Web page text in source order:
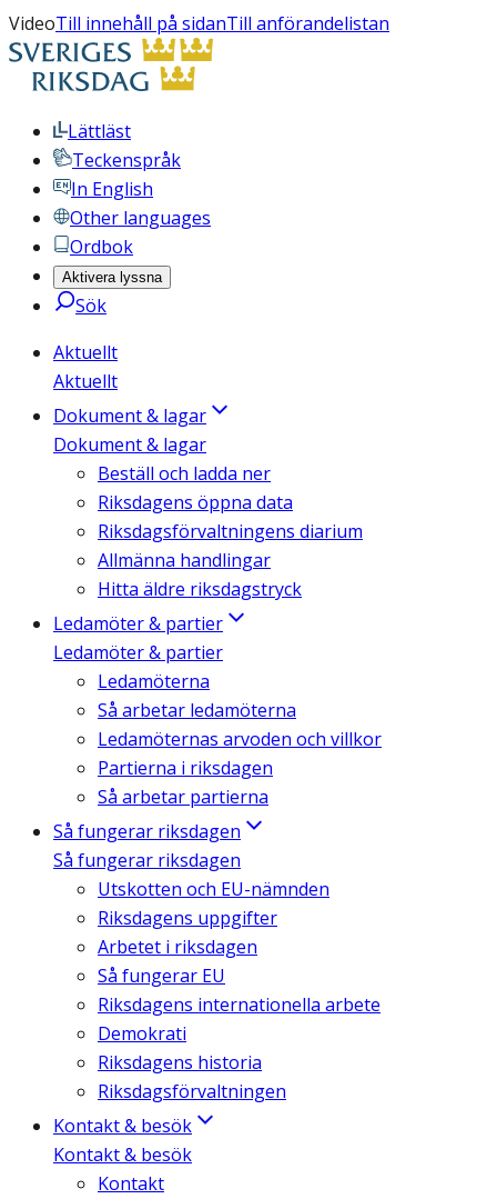
VideoTill innehåll på sidanTill anförandelistan
Lättläst
Teckenspråk
In English
Other languages
Ordbok
Aktivera lyssna
Sök
Aktuellt
Aktuellt
Dokument & lagar
Dokument & lagar
Beställ och ladda ner
Riksdagens öppna data
Riksdagsförvaltningens diarium
Allmänna handlingar
Hitta äldre riksdagstryck
Ledamöter & partier
Ledamöter & partier
Ledamöterna
Så arbetar ledamöterna
Ledamöternas arvoden och villkor
Partierna i riksdagen
Så arbetar partierna
Så fungerar riksdagen
Så fungerar riksdagen
Utskotten och EU-nämnden
Riksdagens uppgifter
Arbetet i riksdagen
Så fungerar EU
Riksdagens internationella arbete
Demokrati
Riksdagens historia
Riksdagsförvaltningen
Kontakt & besök
Kontakt & besök
Kontakt